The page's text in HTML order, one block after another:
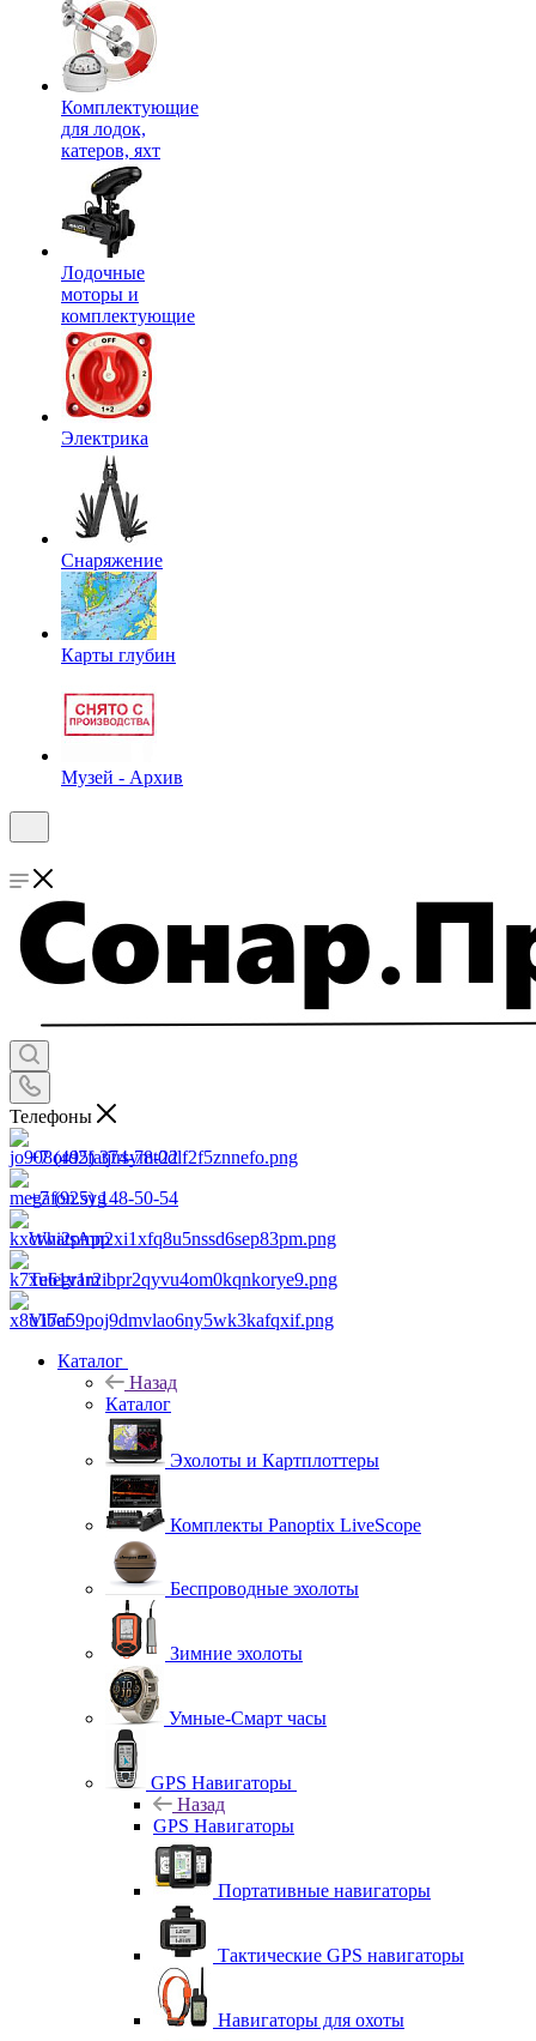
Комплектующие
для лодок,
катеров, яхт
Лодочные
моторы и
комплектующие
Электрика
Снаряжение
Карты глубин
Музей - Архив
Телефоны
+7 (495) 374-78-22
+7 (925) 148-50-54
WhatsApp
Telegram
Viber
Каталог
Назад
Каталог
Эхолоты и Картплоттеры
Комплекты Panoptix LiveScope
Беспроводные эхолоты
Зимние эхолоты
Умные-Смарт часы
GPS Навигаторы
Назад
GPS Навигаторы
Портативные навигаторы
Тактические GPS навигаторы
Навигаторы для охоты